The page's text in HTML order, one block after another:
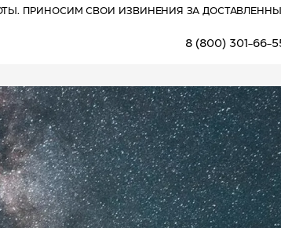
ПРИНОСИМ СВОИ ИЗВИНЕНИЯ ЗА
8 (800) 301-66-
06:28(Алтай)
Прогулочные билеты
на канатные дороги